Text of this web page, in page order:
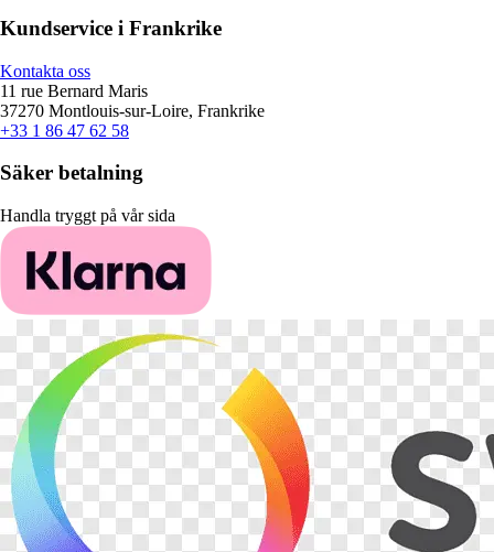
Kundservice i Frankrike
Kontakta oss
11 rue Bernard Maris
37270 Montlouis-sur-Loire, Frankrike
+33 1 86 47 62 58
Säker betalning
Handla tryggt på vår sida